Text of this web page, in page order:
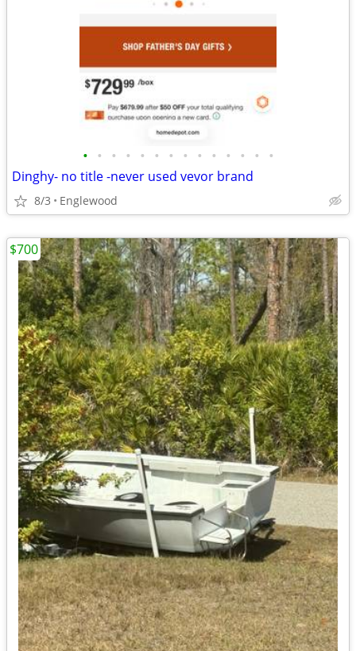
• • • • • • • • • • • • • •
Dinghy- no title -never used vevor brand
8/3 Englewood
$700